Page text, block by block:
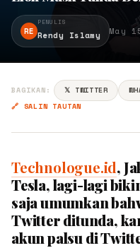
RE
PENULIS
Rendy Islamy May
BAGIKAN: 𝕏 TWITTER
🔗 SALIN TAUTAN
Technologue.id,
Tesla, lagi-lagi
saja umumkan
Twitter ditunda,
akun palsu di